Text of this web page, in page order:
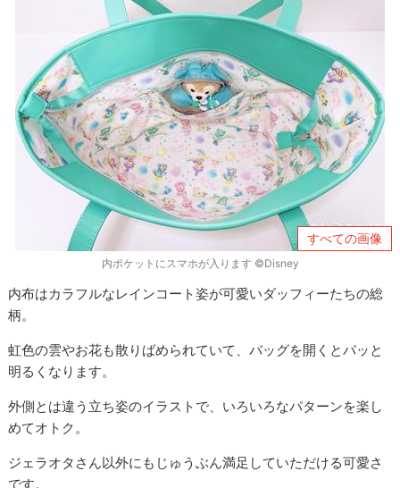
すべての画像
内ポケットにスマホが入ります ©Disney
内布はカラフルなレインコート姿が可愛いダッフィーたちの総
柄。
虹色の雲やお花も散りばめられていて、バッグを開くとパッと
明るくなります。
外側とは違う立ち姿のイラストで、いろいろなパターンを楽し
めてオトク。
ジェラオタさん以外にもじゅうぶん満足していただける可愛さ
です。